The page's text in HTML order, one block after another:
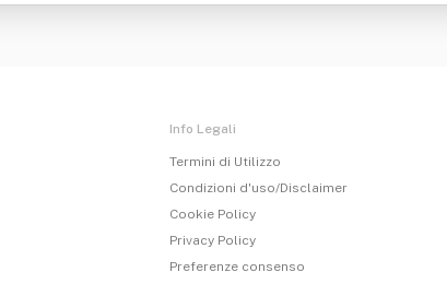
Info Legali
Termini di Utilizzo
Condizioni d'uso/Disclaimer
Cookie Policy
Privacy Policy
Preferenze consenso